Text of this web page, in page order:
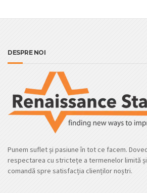
DESPRE NOI
Punem suflet și pasiune în tot ce facem.
respectarea cu strictețe a termenelor limită
comandă spre satisfacția clienților noștri.